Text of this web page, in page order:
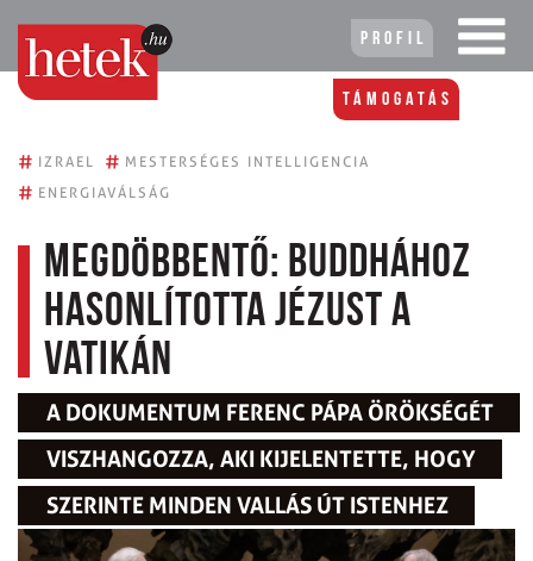
Profil
Támogatás
# IZRAEL # MESTERSÉGES INTELLIGENCIA
# ENERGIAVÁLSÁG
Megdöbbentő: Buddhához
hasonlította Jézust a
Vatikán
A DOKUMENTUM FERENC PÁPA ÖRÖKSÉGÉT
VISZHANGOZZA, AKI KIJELENTETTE, HOGY
SZERINTE MINDEN VALLÁS ÚT ISTENHEZ